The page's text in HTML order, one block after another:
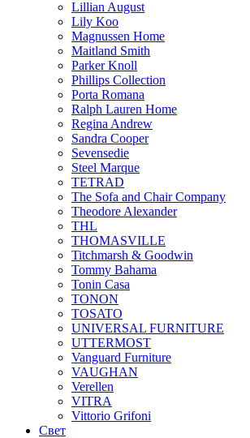
Lillian August
Lily Koo
Magnussen Home
Maitland Smith
Parker Knoll
Phillips Collection
Porta Romana
Ralph Lauren Home
Regina Andrew
Sandra Cooper
Sevensedie
Steel Marque
TETRAD
The Sofa and Chair Company
Theodore Alexander
THL
THOMASVILLE
Titchmarsh & Goodwin
Tommy Bahama
Tonin Casa
TONON
TOSATO
UNIVERSAL FURNITURE
UTTERMOST
Vanguard Furniture
VAUGHAN
Verellen
VITRA
Vittorio Grifoni
Свет